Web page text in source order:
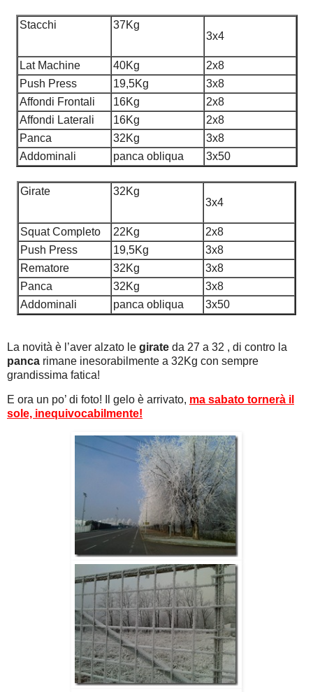
Stacchi
37Kg
3x4
Lat Machine 40Kg
2x8
Push Press
19,5Kg
3x8
Affondi Frontali
16Kg
2x8
Affondi Laterali
16Kg
2x8
Panca
32Kg
3x8
Addominali
panca obliqua 3x50
Girate
32Kg
3x4
Squat Completo 22Kg
2x8
Push Press
19,5Kg
3x8
Rematore
32Kg
3x8
Panca
32Kg
3x8
Addominali
panca obliqua 3x50
La novità è l’aver alzato le girate da 27 a 32 , di contro la
panca rimane inesorabilmente a 32Kg con sempre
grandissima fatica!
E ora un po’ di foto! Il gelo è arrivato, ma sabato tornerà il
sole, inequivocabilmente!